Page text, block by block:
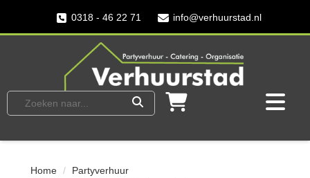
0318 - 46 22 71 info@verhuurstad.nl
Home
Partyverhuur